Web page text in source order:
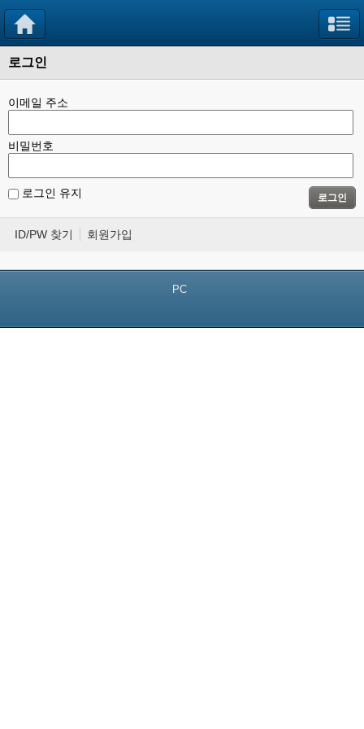
로그인
이메일 주소
비밀번호
로그인 유지 로그인
ID/PW 찾기 회원가입
PC